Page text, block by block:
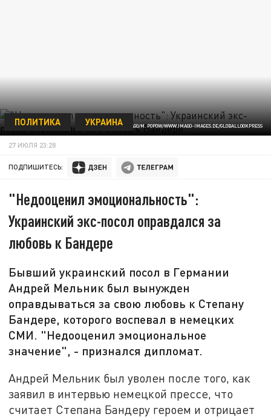
IMAGO/M. POPOW/WWW.IMAGO-IMAGES.DE/GLOBALLOOKPRESS
ПОЛИТИКА УКРАИНА
27 ИЮЛЯ 23:28
ПОДПИШИТЕСЬ:
"Недооценил эмоциональность":
Украинский экс-посол оправдался за
любовь к Бандере
Бывший украинский посол в Германии
Андрей Мельник был вынужден
оправдываться за свою любовь к Степану
Бандере, которого воспевал в немецких
СМИ. "Недооценил эмоциональное
значение", - признался дипломат.
Андрей Мельник был уволен после того, как
заявил в интервью немецкой прессе, что
считает Степана Бандеру героем и отрицает